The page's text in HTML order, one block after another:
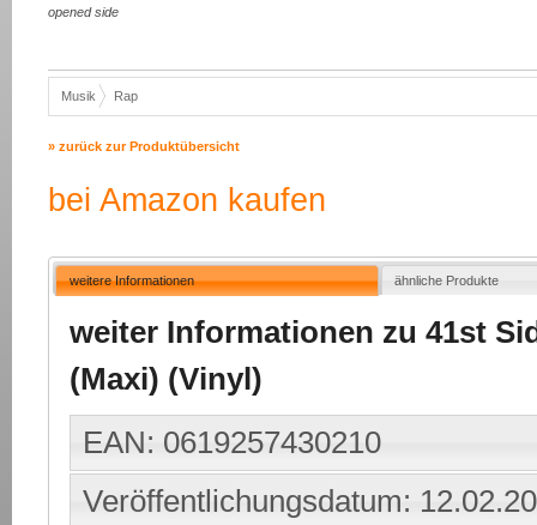
opened side
Musik Rap
» zurück zur Produktübersicht
bei Amazon kaufen
weitere Informationen ähnliche Produkte
weiter Informationen zu 41st
(Maxi) (Vinyl)
EAN: 0619257430210
Veröffentlichungsdatum: